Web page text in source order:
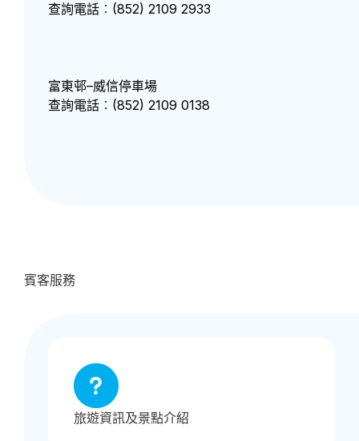
查詢電話︰(852) 2109 2933
富東邨–威信停車場
查詢電話︰(852) 2109 0138
賓客服務
旅遊資訊及景點介紹